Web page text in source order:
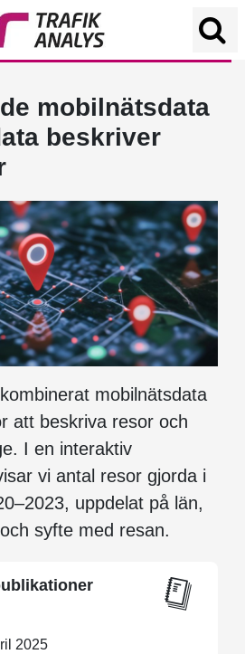
mobilnätsdata
beskriver
mobilnätsdata
att beskriva resor och
I en interaktiv
vi antal resor gjorda i
uppdelat på län,
syfte med resan.
2025